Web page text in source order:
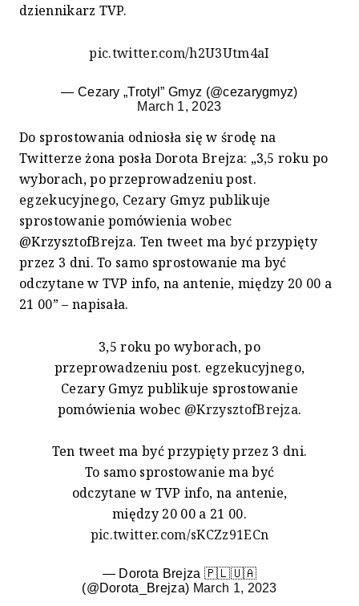
dziennikarz TVP.
pic.twitter.com/h2U3Utm4aI
— Cezary „Trotyl” Gmyz (@cezarygmyz)
March 1, 2023
Do sprostowania odniosła się w środę na
Twitterze żona posła Dorota Brejza: „3,5 roku po
wyborach, po przeprowadzeniu post.
egzekucyjnego, Cezary Gmyz publikuje
sprostowanie pomówienia wobec
@KrzysztofBrejza. Ten tweet ma być przypięty
przez 3 dni. To samo sprostowanie ma być
odczytane w TVP info, na antenie, między 20 00 a
21 00” – napisała.
3,5 roku po wyborach, po
przeprowadzeniu post. egzekucyjnego,
Cezary Gmyz publikuje sprostowanie
pomówienia wobec @KrzysztofBrejza.
Ten tweet ma być przypięty przez 3 dni.
To samo sprostowanie ma być
odczytane w TVP info, na antenie,
między 20 00 a 21 00.
pic.twitter.com/sKCZz91ECn
— Dorota Brejza 🇵🇱🇺🇦
(@Dorota_Brejza) March 1, 2023